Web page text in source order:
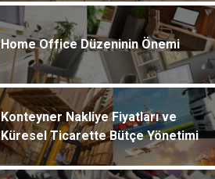
Home Office Düzeninin Önemi
Konteyner Nakliye Fiyatları ve
Küresel Ticarette Bütçe Yönetimi